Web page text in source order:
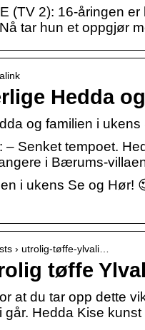
(TV 2): 16-åringen
tar hun et oppgjør
Hedda
og familien i
– Senket tempoet.
i Bærums-
i ukens Se og Hør!
› utrolig-tøffe-ylvali…
tøffe
at du tar opp dette
går. Hedda Kise